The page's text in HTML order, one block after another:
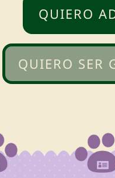
QUIERO
QUIERO SER
